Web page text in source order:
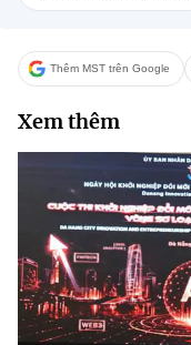
Thêm MST trên Google
Xem thêm